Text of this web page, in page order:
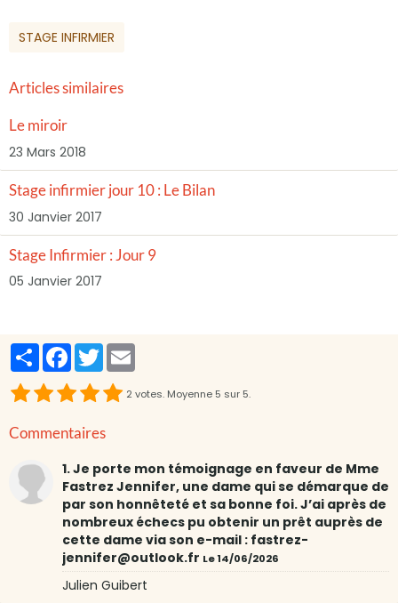
STAGE INFIRMIER
Articles similaires
Le miroir
23 Mars 2018
Stage infirmier jour 10 : Le Bilan
30 Janvier 2017
Stage Infirmier : Jour 9
05 Janvier 2017
PartagerFacebook
Twitter
2 votes. Moyenne 5 sur 5.
Commentaires
1. Je porte mon témoignage en faveur de Mme
Fastrez Jennifer, une dame qui se démarque de
par son honnêteté et sa bonne foi. J’ai après de
nombreux échecs pu obtenir un prêt auprès de
cette dame via son e-mail : fastrez-
jennifer@outlook.fr Le 14/06/2026
Julien Guibert